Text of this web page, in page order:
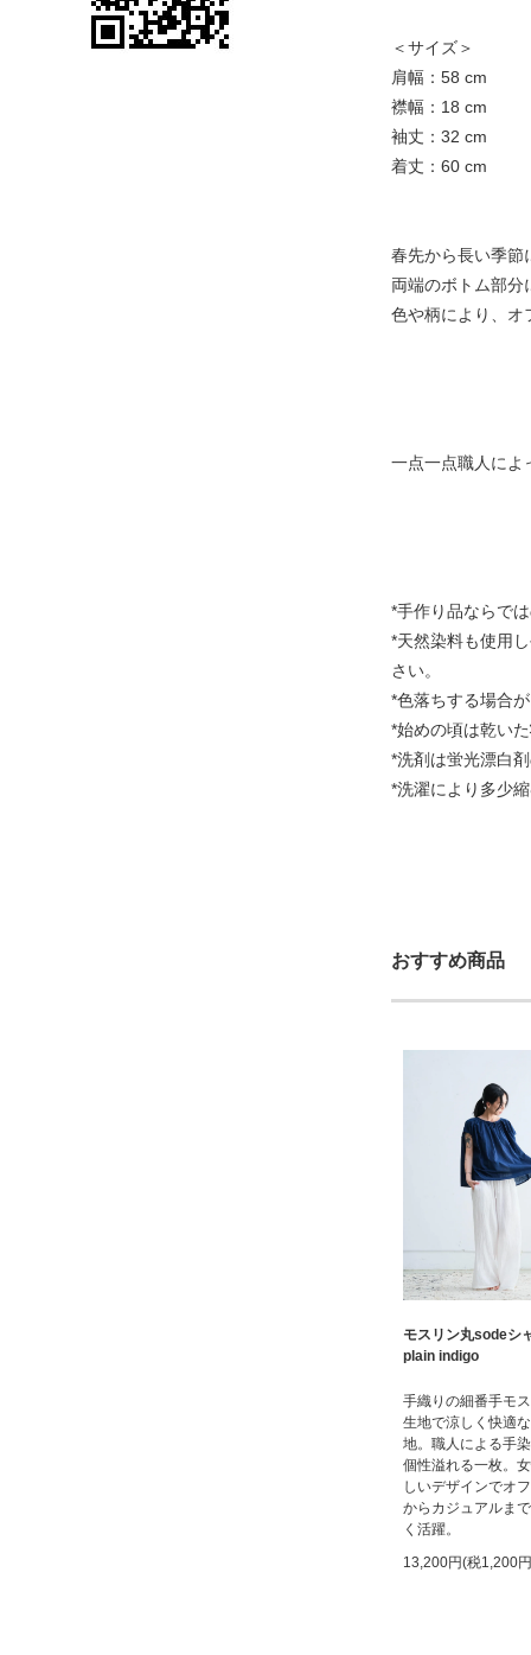
＜サイズ＞
肩幅：58 cm
襟幅：18 cm
袖丈：32 cm
着丈：60 cm
春先から長い季節
両端のボトム部分
色や柄により、オ
一点一点職人によ
*手作り品ならで
*天然染料も使用
さい。
*色落ちする場合
*始めの頃は乾い
*洗剤は蛍光漂白
*洗濯により多少
おすすめ商品
モスリン丸sodeシ
plain indigo
手織りの細番手モ
生地で涼しく快適
地。職人による手
個性溢れる一枚。
しいデザインでオ
からカジュアルま
く活躍。
13,200円(税1,200